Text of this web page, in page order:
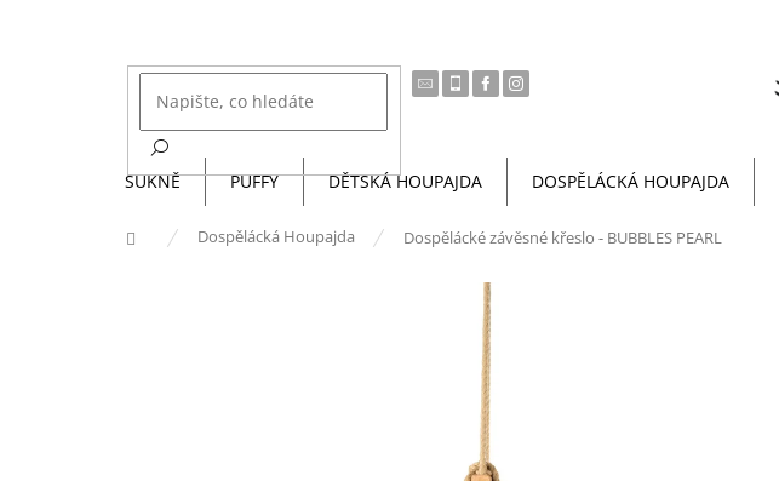
SUKNĚ PUFFY DĚTSKÁ HOUPAJDA DOSPĚLÁCKÁ HOUPAJDA
Domů Dospělácká Houpajda Dospělácké závěsné křeslo - BUBBLES PEARL